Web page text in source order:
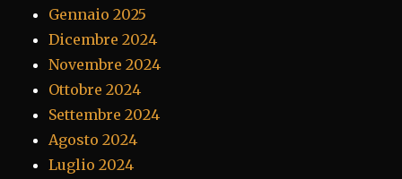
Gennaio 2025
Dicembre 2024
Novembre 2024
Ottobre 2024
Settembre 2024
Agosto 2024
Luglio 2024